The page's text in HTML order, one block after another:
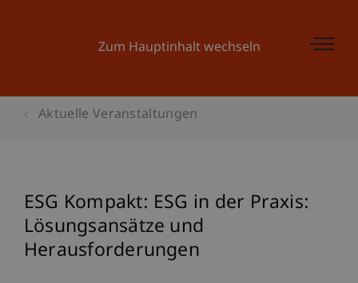
Zum Hauptinhalt wechseln
Aktuelle Veranstaltungen
ESG Kompakt: ESG in der Praxis:
Lösungsansätze und
Herausforderungen